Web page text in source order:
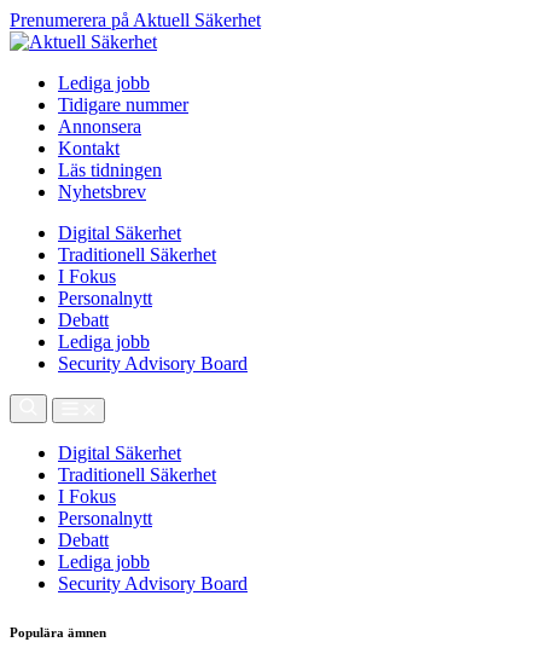
Prenumerera på Aktuell Säkerhet
Lediga jobb
Tidigare nummer
Annonsera
Kontakt
Läs tidningen
Nyhetsbrev
Digital Säkerhet
Traditionell Säkerhet
I Fokus
Personalnytt
Debatt
Lediga jobb
Security Advisory Board
Digital Säkerhet
Traditionell Säkerhet
I Fokus
Personalnytt
Debatt
Lediga jobb
Security Advisory Board
Populära ämnen